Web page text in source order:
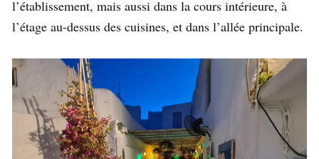
l’établissement, mais aussi dans la cours intérieure, à
l’étage au-dessus des cuisines, et dans l’allée principale.